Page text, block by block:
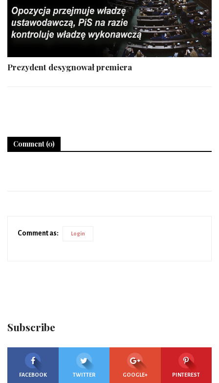
Prezydent desygnował premiera
Comment (0)
Comment as: Login
Subscribe
FACEBOOK TWITTER GOOGLE+ PINTEREST